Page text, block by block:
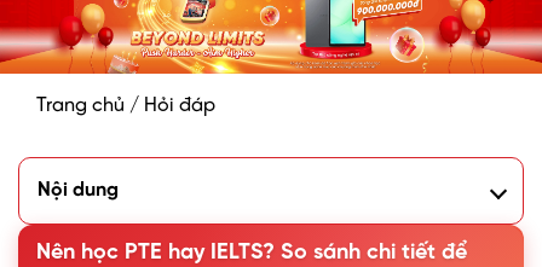
Trang chủ / Hỏi đáp
Nội dung
1.1. IELTS là gì?
Nên học PTE hay IELTS? So sánh chi tiết để